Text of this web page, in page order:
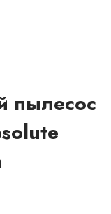
пылесос